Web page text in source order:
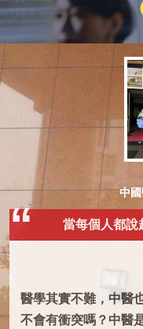
中
當每個人都說
醫學其實不難，中醫
不會有衝突嗎？中醫